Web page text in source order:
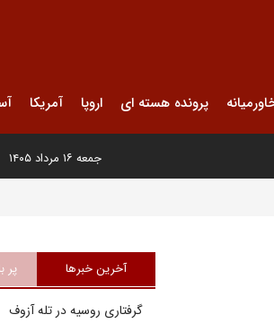
پرونده هسته ای اروپا آمریکا
جمعه ۱۶ مرداد ۱۴۰۵
آخرین خبرها پر
گرفتاری روسیه در تله آزوف